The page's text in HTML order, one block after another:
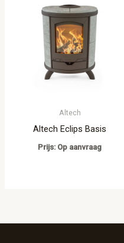
Altech
Altech Eclips Basis
Prijs: Op aanvraag